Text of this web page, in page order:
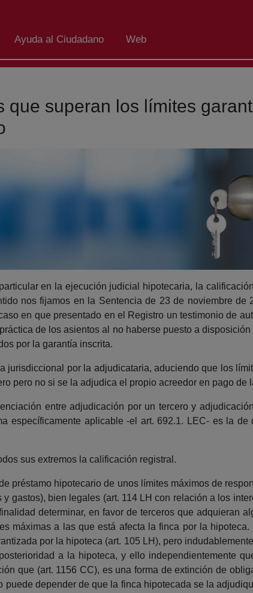
Ayuda al Ciudadano Web
superan los límites
en la ejecución judicial hipotecaria, la
nos fijamos en la Sentencia de 23 de noviembre de
en que presentado en el Registro un testimonio de
de los asientos al no haberse puesto a
por la garantía inscrita.
jurisdiccional por la adjudicataria, aduciendo que los
pero no si se la adjudica el propio acreedor en pago de
entre adjudicación por un tercero y
específicamente aplicable -el art. 692.1. LEC- es la
sus extremos la calificación registral.
préstamo hipotecario de unos límites máximos de
gastos), bien legales (art. 114 LH con relación a los
determinar, en favor de terceros que adquieran
máximas a las que está afecta la finca por la
por la hipoteca (art. 105 LH), pero
a la hipoteca, y ello independientemente
que (art. 1156 CC), es una forma de extinción de
depender de que la finca hipotecada se la